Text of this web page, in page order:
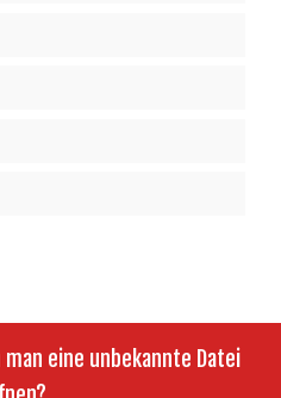
eine unbekannte Datei